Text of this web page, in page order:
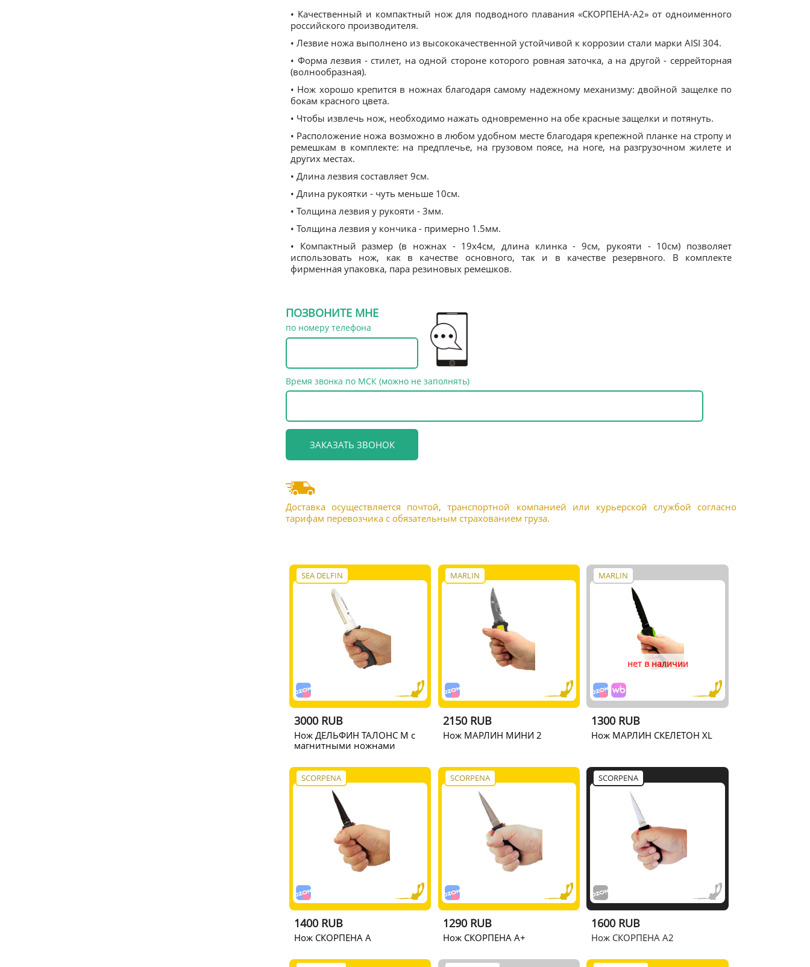
• Качественный и компактный нож для подводного плавания «СКОРПЕНА-A2» от одноименного
российского производителя.
• Лезвие ножа выполнено из высококачественной устойчивой к коррозии стали марки AISI 304.
• Форма лезвия - стилет, на одной стороне которого ровная заточка, а на другой - серрейторная
(волнообразная).
• Нож хорошо крепится в ножнах благодаря самому надежному механизму: двойной защелке по
бокам красного цвета.
• Чтобы извлечь нож, необходимо нажать одновременно на обе красные защелки и потянуть.
• Расположение ножа возможно в любом удобном месте благодаря крепежной планке на стропу и
ремешкам в комплекте: на предплечье, на грузовом поясе, на ноге, на разгрузочном жилете и
других местах.
• Длина лезвия составляет 9см.
• Длина рукоятки - чуть меньше 10см.
• Толщина лезвия у рукояти - 3мм.
• Толщина лезвия у кончика - примерно 1.5мм.
• Компактный размер (в ножнах - 19x4см, длина клинка - 9см, рукояти - 10см) позволяет
использовать нож, как в качестве основного, так и в качестве резервного. В комплекте
фирменная упаковка, пара резиновых ремешков.
ПОЗВОНИТЕ МНЕ
по номеру телефона
Время звонка по МСК (можно не заполнять)
Доставка осуществляется почтой, транспортной компанией или курьерской службой согласно
тарифам перевозчика с обязательным страхованием груза.
SEA DELFIN
3000 RUB
Нож ДЕЛЬФИН ТАЛОНС M с
магнитными ножнами
MARLIN
2150 RUB
Нож МАРЛИН МИНИ 2
MARLIN
нет в наличии
1300 RUB
Нож МАРЛИН СКЕЛЕТОН XL
SCORPENA
1400 RUB
Нож СКОРПЕНА A
SCORPENA
1290 RUB
Нож СКОРПЕНА A+
SCORPENA
1600 RUB
Нож СКОРПЕНА A2